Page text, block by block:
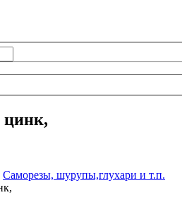
цинк,
Саморезы, шурупы,глухари и т.п.